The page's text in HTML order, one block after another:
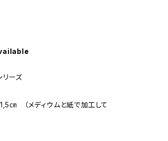
リーズ
㎝ （メディウムと紙で加工して